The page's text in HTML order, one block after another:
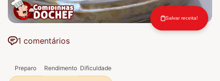
1 comentários
Salvar receita!
Preparo Rendimento Dificuldade